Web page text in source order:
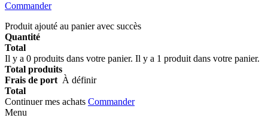
Commander
Produit ajouté au panier avec succès
Quantité
Total
Il y a 0 produits dans votre panier. Il y a 1 produit dans votre panier.
Total produits
Frais de port À définir
Total
Continuer mes achats Commander
Menu